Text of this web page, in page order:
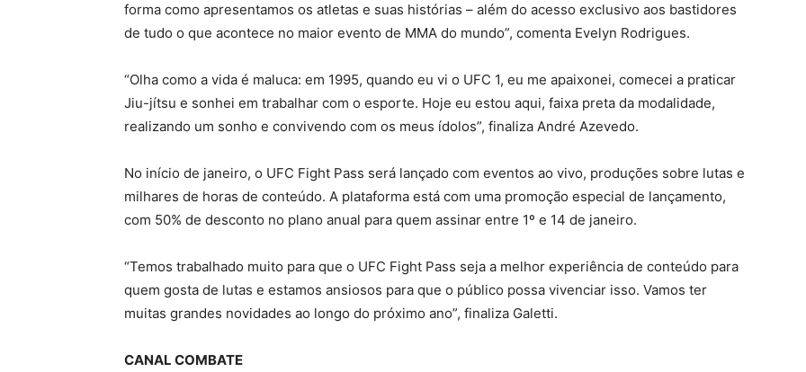
forma como apresentamos os atletas e suas histórias – além do acesso exclusivo aos bastidores
de tudo o que acontece no maior evento de MMA do mundo”, comenta Evelyn Rodrigues.
“Olha como a vida é maluca: em 1995, quando eu vi o UFC 1, eu me apaixonei, comecei a praticar
Jiu-jítsu e sonhei em trabalhar com o esporte. Hoje eu estou aqui, faixa preta da modalidade,
realizando um sonho e convivendo com os meus ídolos”, finaliza André Azevedo.
No início de janeiro, o UFC Fight Pass será lançado com eventos ao vivo, produções sobre lutas e
milhares de horas de conteúdo. A plataforma está com uma promoção especial de lançamento,
com 50% de desconto no plano anual para quem assinar entre 1º e 14 de janeiro.
“Temos trabalhado muito para que o UFC Fight Pass seja a melhor experiência de conteúdo para
quem gosta de lutas e estamos ansiosos para que o público possa vivenciar isso. Vamos ter
muitas grandes novidades ao longo do próximo ano”, finaliza Galetti.
CANAL COMBATE